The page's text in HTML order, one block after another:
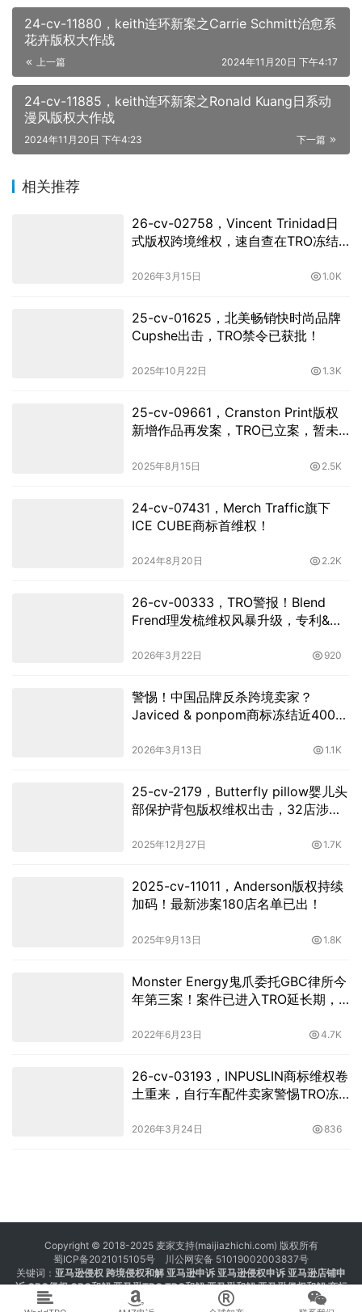
24-cv-11880，keith连环新案之Carrie Schmitt治愈系
花卉版权大作战
上一篇 2024年11月20日 下午4:17
24-cv-11885，keith连环新案之Ronald Kuang日系动
漫风版权大作战
下一篇
2024年11月20日 下午4:23
相关推荐
26-cv-02758，Vincent Trinidad日
式版权跨境维权，速自查在TRO冻结
2026年3月15日 1.0K
25-cv-01625，北美畅销快时尚品牌
Cupshe出击，TRO禁令已获批！
2025年10月22日 1.3K
25-cv-09661，Cranston Print版权
新增作品再发案，TRO已立案，暂未
2025年8月15日 2.5K
24-cv-07431，Merch Traffic旗下
ICE CUBE商标首维权！
2024年8月20日 2.2K
26-cv-00333，TRO警报！Blend
Frend理发梳维权风暴升级，专利&版
2026年3月22日 920
警惕！中国品牌反杀跨境卖家？
Javiced & ponpom商标冻结近400
2026年3月13日 1.1K
25-cv-2179，Butterfly pillow婴儿头
部保护背包版权维权出击，32店涉案
2025年12月27日 1.7K
2025-cv-11011，Anderson版权持续
加码！最新涉案180店名单已出！
2025年9月13日 1.8K
Monster Energy鬼爪委托GBC律所今
年第三案！案件已进入TRO延长期，
2022年6月23日 4.7K
26-cv-03193，INPUSLIN商标维权卷
土重来，自行车配件卖家警惕TRO冻
2026年3月24日 836
Copyright © 2018-2025 麦家支持(maijiazhichi.com) 版权所有
蜀ICP备2021015105号
川公网安备 51019002003837号
关键词： 亚马逊侵权 跨境侵权和解 亚马逊申诉 亚马逊侵权申诉 亚马逊店铺申
诉 GBC侵权 GBC和解 亚马逊TRO TRO和解 亚马逊和解 亚马逊侵权和解商标
注册 专利注册 版权注册